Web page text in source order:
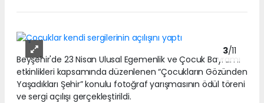
3/11
Beyşehir'de 23 Nisan Ulusal Egemenlik ve Çocuk Bayramı
etkinlikleri kapsamında düzenlenen “Çocukların Gözünden
Yaşadıkları Şehir” konulu fotoğraf yarışmasının ödül töreni
ve sergi açılışı gerçekleştirildi.